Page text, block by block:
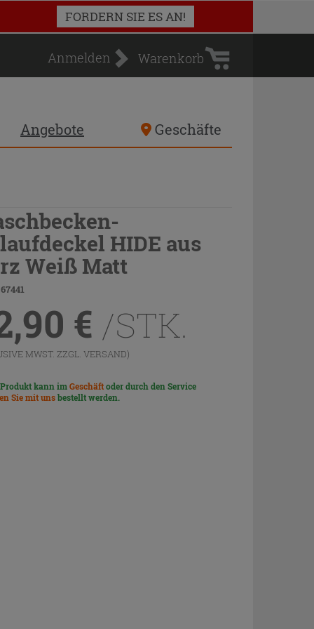
FORDERN SIE ES AN!
Anmelden
Warenkorb
Warenkorb
Angebote Geschäfte
HIDE aus
Weiß Matt
€ /STK.
MWST. ZZGL. VERSAND)
Produkt kann imGeschäftoder durch den Service
Sie mit unsbestellt werden.